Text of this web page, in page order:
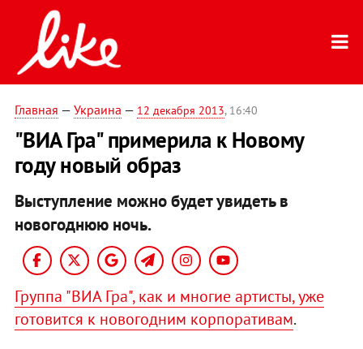
Главная — Украина — 12 декабря 2013, 16:40
"ВИА Гра" примерила к Новому
году новый образ
Выступление можно будет увидеть в
новогоднюю ночь.
Группа "ВИА Гра", как и многие артисты, уже
готовится к новогодним корпоративам.